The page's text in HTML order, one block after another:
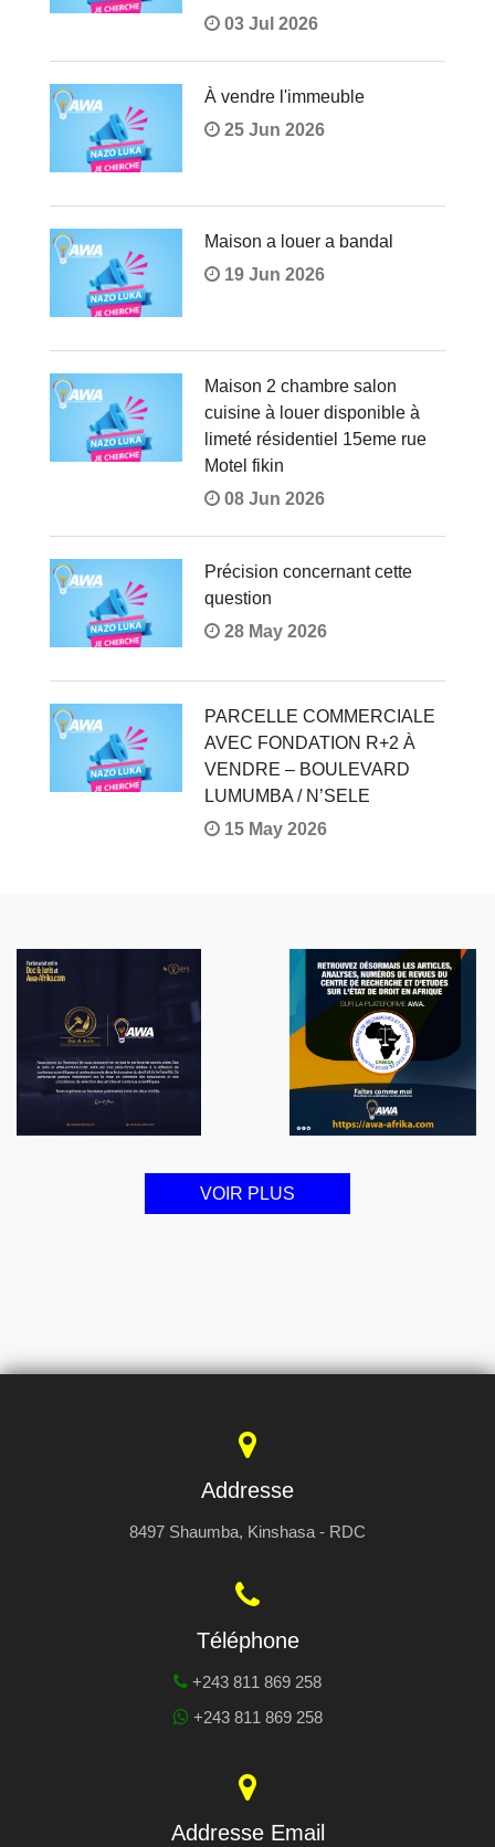
03 Jul 2026
À vendre l'immeuble
25 Jun 2026
Maison a louer a bandal
19 Jun 2026
Maison 2 chambre salon
cuisine à louer disponible à
limeté résidentiel 15eme rue
Motel fikin
08 Jun 2026
Précision concernant cette
question
28 May 2026
PARCELLE COMMERCIALE
AVEC FONDATION R+2 À
VENDRE – BOULEVARD
LUMUMBA / N’SELE
15 May 2026
VOIR PLUS
Addresse
8497 Shaumba, Kinshasa - RDC
Téléphone
+243 811 869 258
+243 811 869 258
Addresse Email